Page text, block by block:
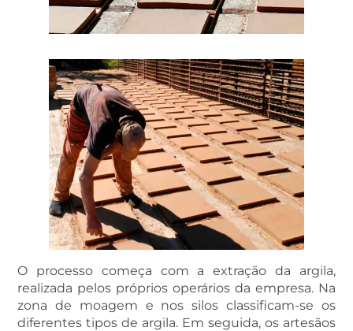
O processo começa com a extração da argila,
realizada pelos próprios operários da empresa. Na
zona de moagem e nos silos classificam-se os
diferentes tipos de argila. Em seguida, os artesãos